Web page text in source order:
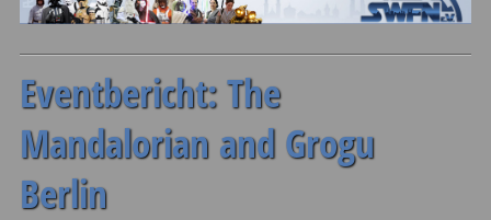
Eventbericht: The
Mandalorian and Grogu
Berlin